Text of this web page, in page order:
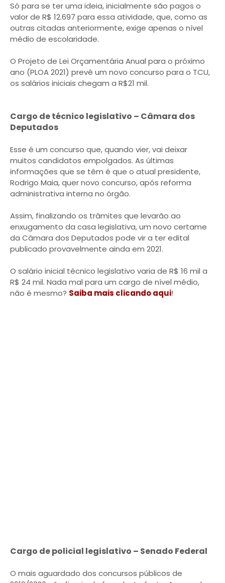
Só para se ter uma ideia, inicialmente são pagos o
valor de R$ 12.697 para essa atividade, que, como as
outras citadas anteriormente, exige apenas o nível
médio de escolaridade.
O Projeto de Lei Orçamentária Anual para o próximo
ano (PLOA 2021) prevê um novo concurso para o TCU,
os salários iniciais chegam a R$21 mil.
Cargo de técnico legislativo – Câmara dos
Deputados
Esse é um concurso que, quando vier, vai deixar
muitos candidatos empolgados. As últimas
informações que se têm é que o atual presidente,
Rodrigo Maia, quer novo concurso, após reforma
administrativa interna no órgão.
Assim, finalizando os trâmites que levarão ao
enxugamento da casa legislativa, um novo certame
da Câmara dos Deputados pode vir a ter edital
publicado provavelmente ainda em 2021.
O salário inicial técnico legislativo varia de R$ 16 mil a
R$ 24 mil. Nada mal para um cargo de nível médio,
não é mesmo? Saiba mais clicando aqui!
Cargo de policial legislativo – Senado Federal
O mais aguardado dos concursos públicos de